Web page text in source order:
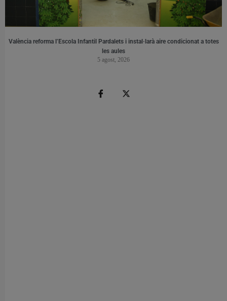
València reforma l’Escola Infantil Pardalets i instal·larà aire condicionat a totes
les aules
5 agost, 2026